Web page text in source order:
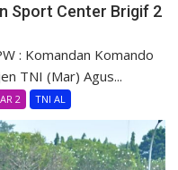
Sport Center Brigif 2
: Komandan Komando
TNI (Mar) Agus...
2 TNI AL